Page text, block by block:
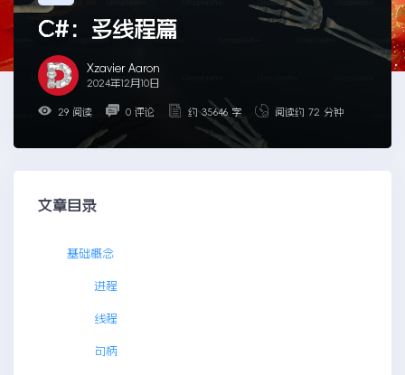
C#：多线程篇
Xzavier Aaron
2024年12月10日
29 阅读 0 评论 约 35646 字 阅读约 72 分钟
文章目录
基础概念
进程
线程
句柄